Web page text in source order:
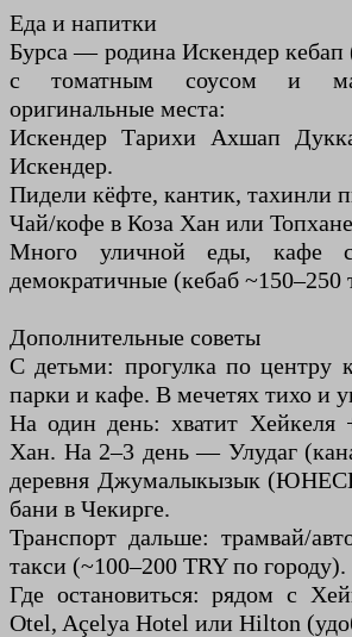
Еда и напитки
Бурса — родина Искендер кебап
с томатным соусом и
оригинальные места:
Искендер Тарихи Ахшап
Искендер.
Пидели кёфте, кантик, тахинли
Чай/кофе в Коза Хан или
Много уличной еды, кафе
демократичные (кебаб ~150–250
Дополнительные советы
С детьми: прогулка по центру
парки и кафе. В мечетях тихо и
На один день: хватит Хейкеля
Хан. На 2–3 день — Улудаг
деревня Джумалыкызык
бани в Чекирге.
Транспорт дальше: трамвай/
такси (~100–200 TRY по городу).
Где остановиться: рядом с
Otel, Açelya Hotel или Hilton